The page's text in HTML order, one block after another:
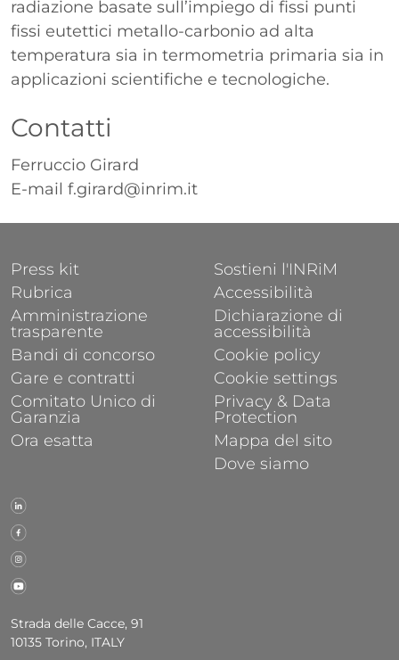
radiazione basate sull’impiego di fissi punti
fissi eutettici metallo-carbonio ad alta
temperatura sia in termometria primaria sia in
applicazioni scientifiche e tecnologiche.
Contatti
Ferruccio Girard
E-mail f.girard@inrim.it
Strada delle Cacce, 91
10135 Torino, ITALY
FOOTER 1
Press kit
Rubrica
Amministrazione
trasparente
Bandi di concorso
Gare e contratti
Comitato Unico di
Garanzia
Ora esatta
FOOTER 2
Sostieni l'INRiM
Accessibilità
Dichiarazione di
accessibilità
Cookie policy
Cookie settings
Privacy & Data
Protection
Mappa del sito
Dove siamo